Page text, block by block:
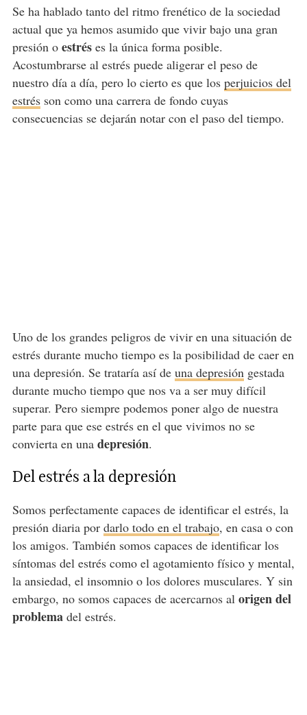
Se ha hablado tanto del ritmo frenético de la sociedad
actual que ya hemos asumido que vivir bajo una gran
presión o estréses la única forma posible.
Acostumbrarse al estrés puede aligerar el peso de
nuestro día a día, pero lo cierto es que los perjuicios del
estrésson como una carrera de fondo cuyas
consecuencias se dejarán notar con el paso del tiempo.
Uno de los grandes peligros de vivir en una situación de
estrés durante mucho tiempo es la posibilidad de caer en
una depresión. Se trataría así de una depresióngestada
durante mucho tiempo que nos va a ser muy difícil
superar. Pero siempre podemos poner algo de nuestra
parte para que ese estrés en el que vivimos no se
convierta en una depresión.
Del estrés a la depresión
Somos perfectamente capaces de identificar el estrés, la
presión diaria por darlo todo en el trabajo, en casa o con
los amigos. También somos capaces de identificar los
síntomas del estrés como el agotamiento físico y mental,
la ansiedad, el insomnio o los dolores musculares. Y sin
embargo, no somos capaces de acercarnos al origen del
problemadel estrés.